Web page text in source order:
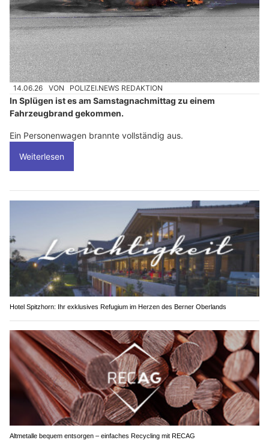
14.06.26 VON POLIZEI.NEWS REDAKTION
In Splügen ist es am Samstagnachmittag zu einem
Fahrzeugbrand gekommen.
Ein Personenwagen brannte vollständig aus.
Weiterlesen
Hotel Spitzhorn: Ihr exklusives Refugium im Herzen des Berner Oberlands
Altmetalle bequem entsorgen – einfaches Recycling mit RECAG